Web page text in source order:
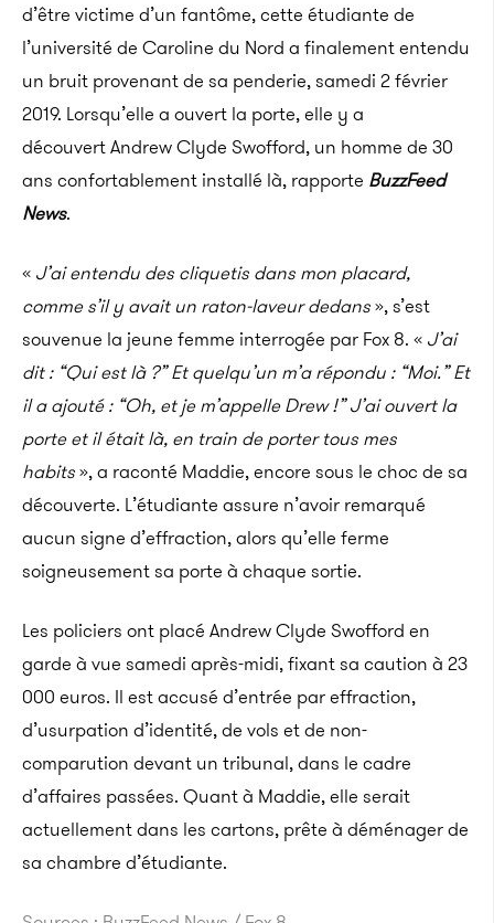
d’être victime d’un fantôme, cette étudiante de
l’université de Caroline du Nord a finalement entendu
un bruit provenant de sa penderie, samedi 2 février
2019. Lorsqu’elle a ouvert la porte, elle y a
découvert Andrew Clyde Swofford, un homme de 30
ans confortablement installé là, rapporte BuzzFeed
News.
« J’ai entendu des cliquetis dans mon placard,
comme s’il y avait un raton-laveur dedans», s’est
souvenue la jeune femme interrogée par Fox 8. « J’ai
dit : “Qui est là ?” Et quelqu’un m’a répondu : “Moi.” Et
il a ajouté : “Oh, et je m’appelle Drew !” J’ai ouvert la
porte et il était là, en train de porter tous mes
habits», a raconté Maddie, encore sous le choc de sa
découverte. L’étudiante assure n’avoir remarqué
aucun signe d’effraction, alors qu’elle ferme
soigneusement sa porte à chaque sortie.
Les policiers ont placé Andrew Clyde Swofford en
garde à vue samedi après-midi, fixant sa caution à 23
000 euros. Il est accusé d’entrée par effraction,
d’usurpation d’identité, de vols et de non-
comparution devant un tribunal, dans le cadre
d’affaires passées. Quant à Maddie, elle serait
actuellement dans les cartons, prête à déménager de
sa chambre d’étudiante.